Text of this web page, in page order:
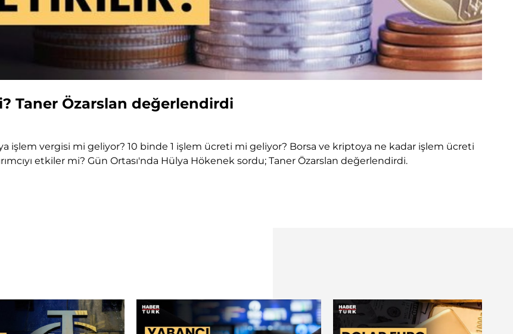
Taner Özarslan değerlendirdi
işlem vergisi mi geliyor? 10 binde 1 işlem ücreti mi geliyor? Borsa ve kriptoya ne kadar işlem ücreti
etkiler mi? Gün Ortası'nda Hülya Hökenek sordu; Taner Özarslan değerlendirdi.